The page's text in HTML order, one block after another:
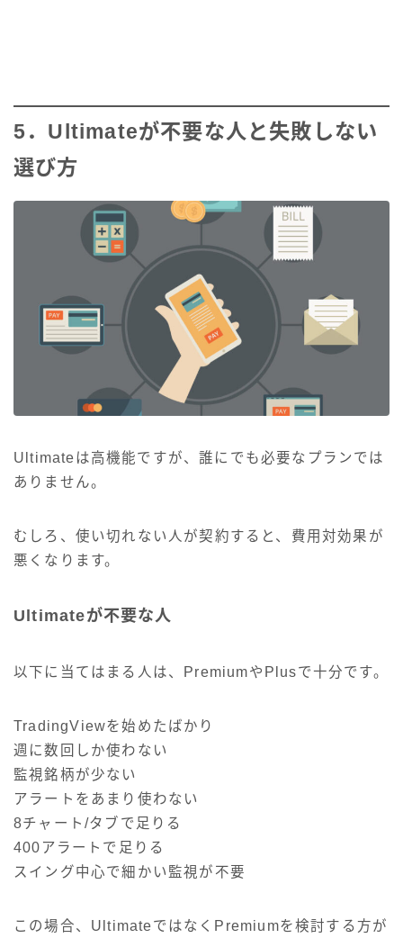
5．Ultimateが不要な人と失敗しない
選び方
Ultimateは高機能ですが、誰にでも必要なプランでは
ありません。
むしろ、使い切れない人が契約すると、費用対効果が
悪くなります。
Ultimateが不要な人
以下に当てはまる人は、PremiumやPlusで十分です。
TradingViewを始めたばかり
週に数回しか使わない
監視銘柄が少ない
アラートをあまり使わない
8チャート/タブで足りる
400アラートで足りる
スイング中心で細かい監視が不要
この場合、UltimateではなくPremiumを検討する方が